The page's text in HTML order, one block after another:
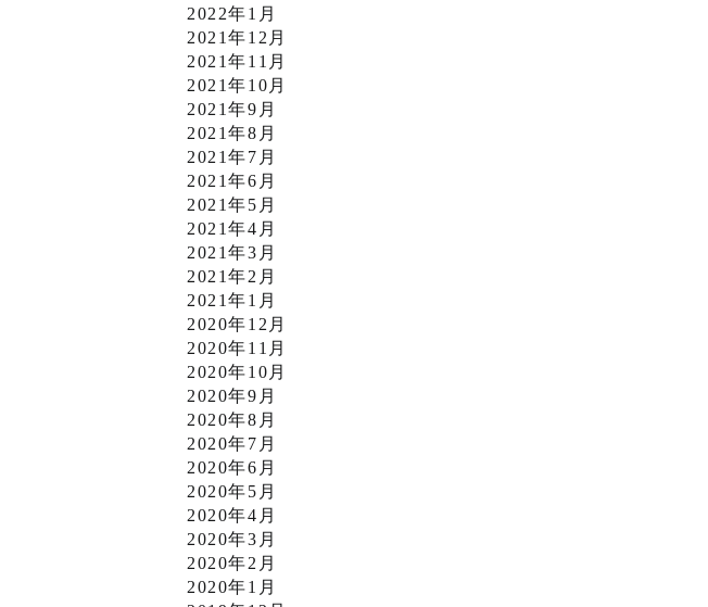
2022年1月
2021年12月
2021年11月
2021年10月
2021年9月
2021年8月
2021年7月
2021年6月
2021年5月
2021年4月
2021年3月
2021年2月
2021年1月
2020年12月
2020年11月
2020年10月
2020年9月
2020年8月
2020年7月
2020年6月
2020年5月
2020年4月
2020年3月
2020年2月
2020年1月